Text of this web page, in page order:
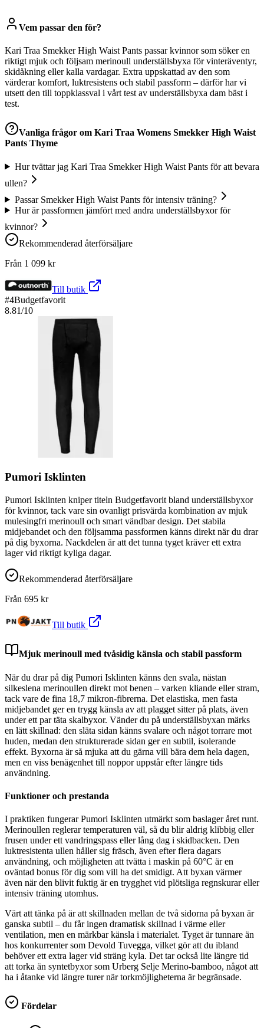
Vem passar den för?
Kari Traa Smekker High Waist Pants passar kvinnor som söker en
riktigt mjuk och följsam merinoull underställsbyxa för vinteräventyr,
skidåkning eller kalla vardagar. Extra uppskattad av den som
värderar komfort, luktresistens och stabil passform – därför har vi
utsett den till toppklassval i vårt test av underställsbyxa dam bäst i
test.
Vanliga frågor om Kari Traa Womens Smekker High Waist
Pants Thyme
Hur tvättar jag Kari Traa Smekker High Waist Pants för att bevara
ullen?
Passar Smekker High Waist Pants för intensiv träning?
Hur är passformen jämfört med andra underställsbyxor för
kvinnor?
Rekommenderad återförsäljare
Från 1 099 kr
Till butik
#4Budgetfavorit
8.81/10
Pumori Isklinten
Pumori Isklinten kniper titeln Budgetfavorit bland underställsbyxor
för kvinnor, tack vare sin ovanligt prisvärda kombination av mjuk
mulesingfri merinoull och smart vändbar design. Det stabila
midjebandet och den följsamma passformen känns direkt när du drar
på dig byxorna. Nackdelen är att det tunna tyget kräver ett extra
lager vid riktigt kyliga dagar.
Rekommenderad återförsäljare
Från 695 kr
Till butik
Mjuk merinoull med tvåsidig känsla och stabil passform
När du drar på dig Pumori Isklinten känns den svala, nästan
silkeslena merinoullen direkt mot benen – varken kliande eller stram,
tack vare de fina 18,7 mikron-fibrerna. Det elastiska, men fasta
midjebandet ger en trygg känsla av att plagget sitter på plats, även
under ett par täta skalbyxor. Vänder du på underställsbyxan märks
en lätt skillnad: den släta sidan känns svalare och något torrare mot
huden, medan den strukturerade sidan ger en subtil, isolerande
effekt. Byxorna är så mjuka att du gärna vill bära dem hela dagen,
men en viss benägenhet till noppor uppstår efter längre tids
användning.
Funktioner och prestanda
I praktiken fungerar Pumori Isklinten utmärkt som baslager året runt.
Merinoullen reglerar temperaturen väl, så du blir aldrig klibbig eller
frusen under ett vandringspass eller lång dag i skidbacken. Den
luktresistenta ullen håller sig fräsch, även efter flera dagars
användning, och möjligheten att tvätta i maskin på 60°C är en
oväntad bonus för dig som vill ha det smidigt. Att byxan värmer
även när den blivit fuktig är en trygghet vid plötsliga regnskurar eller
intensiv träning utomhus.
Värt att tänka på är att skillnaden mellan de två sidorna på byxan är
ganska subtil – du får ingen dramatisk skillnad i värme eller
ventilation, men en märkbar känsla i materialet. Tyget är tunnare än
hos konkurrenter som Devold Tuvegga, vilket gör att du ibland
behöver ett extra lager vid sträng kyla. Det tar också lite längre tid
att torka än syntetbyxor som Urberg Selje Merino-bamboo, något att
ha i åtanke vid längre turer när torkmöjligheterna är begränsade.
Fördelar